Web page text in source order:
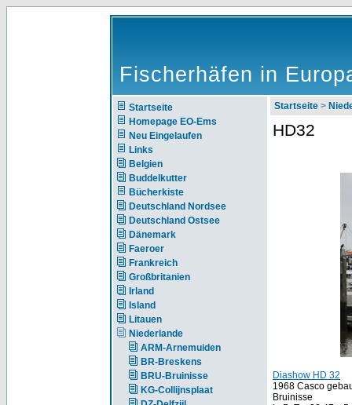
Fischerhäfen in
Startseite
Homepage EO-Ems
Neu Eingelaufen
Links
Belgien
Buddelkutter
Bücherkiste
Deutschland Nordsee
Deutschland Ostsee
Dänemark
Faeroer
Frankreich
Großbritanien
Irland
Island
Litauen
Niederlande
ARM-Arnemuiden
BR-Breskens
BRU-Bruinisse
KG-Collijnsplaat
Startseite >
HD32
Diashow HD 32
1968 Casco
Bruinisse